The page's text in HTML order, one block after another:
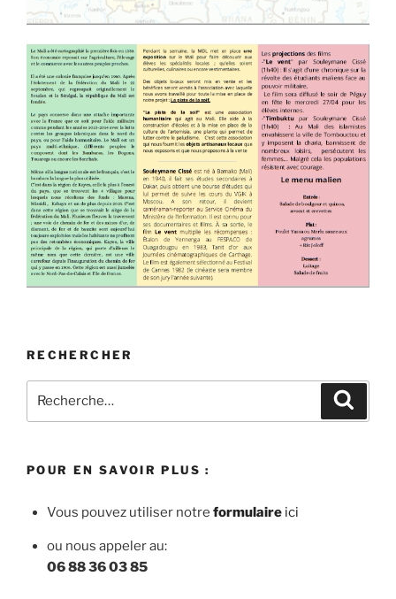
RECHERCHER
pour
POUR EN SAVOIR PLUS :
Vous pouvez utiliser notre formulaireici
ou nous appeler au:
06 88 36 03 85